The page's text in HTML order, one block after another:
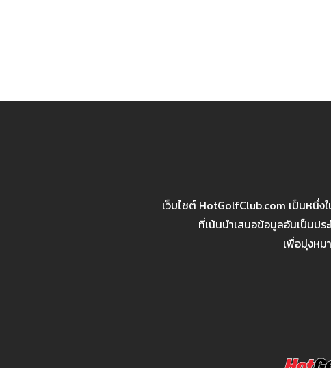
เว็บไซต์ HotGolfClub.com เป็นหนึ่
ที่เน้นนำเสนอข้อมูลอันเป็นป
เพื่อมุ่งหม